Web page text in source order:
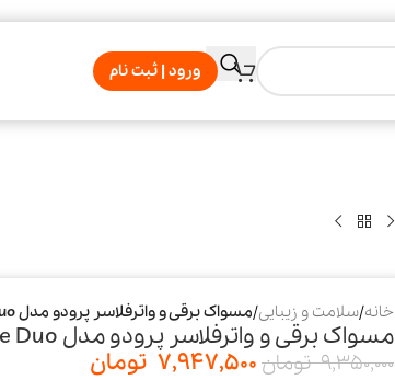
ورود | ثبت نام
خانه/سلامت و زیبایی/مسواک برقی و واترفلاسر پرودو مدل Ultimate Oral Care Duo
مسواک برقی و واترفلاسر پرودو مدل Ultimate Oral Care Duo
9,350,000 تومان7,947,500 تومان